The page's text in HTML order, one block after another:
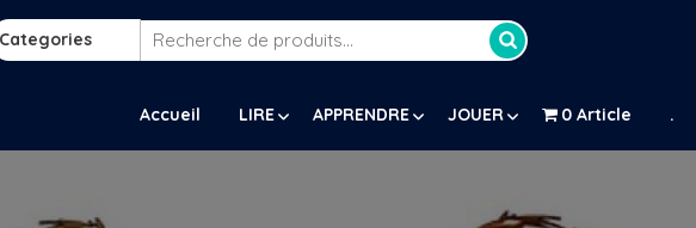
Categories
Recherche
Accueil LIRE APPRENDRE JOUER 0 Article .